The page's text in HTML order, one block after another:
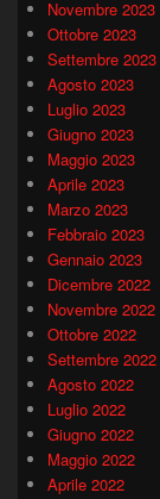
Novembre 2023
Ottobre 2023
Settembre 2023
Agosto 2023
Luglio 2023
Giugno 2023
Maggio 2023
Aprile 2023
Marzo 2023
Febbraio 2023
Gennaio 2023
Dicembre 2022
Novembre 2022
Ottobre 2022
Settembre 2022
Agosto 2022
Luglio 2022
Giugno 2022
Maggio 2022
Aprile 2022